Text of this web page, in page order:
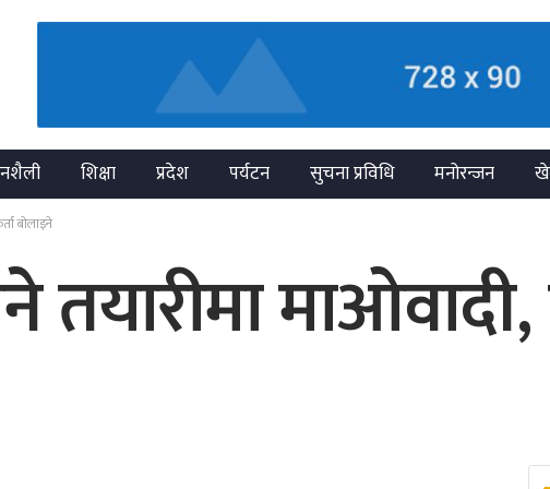
शिक्षा प्रदेश पर्यटन सुचना प्रविधि मनोरन्जन
बोलाइने
तयारीमा माओवादी,